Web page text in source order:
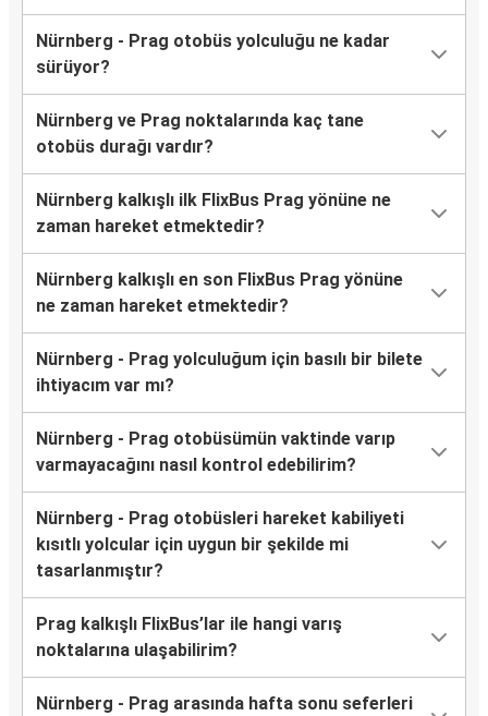
Nürnberg - Prag otobüs yolculuğu ne kadar
sürüyor?
Nürnberg ve Prag noktalarında kaç tane
otobüs durağı vardır?
Nürnberg kalkışlı ilk FlixBus Prag yönüne ne
zaman hareket etmektedir?
Nürnberg kalkışlı en son FlixBus Prag yönüne
ne zaman hareket etmektedir?
Nürnberg - Prag yolculuğum için basılı bir bilete
ihtiyacım var mı?
Nürnberg - Prag otobüsümün vaktinde varıp
varmayacağını nasıl kontrol edebilirim?
Nürnberg - Prag otobüsleri hareket kabiliyeti
kısıtlı yolcular için uygun bir şekilde mi
tasarlanmıştır?
Prag kalkışlı FlixBus’lar ile hangi varış
noktalarına ulaşabilirim?
Nürnberg - Prag arasında hafta sonu seferleri